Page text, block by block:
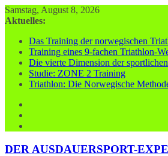
Zum
Inhalt
Samstag, August 8, 2026
Aktuelles:
Das Training der norwegischen
Training eines 9-fachen Triathlon-
Die vierte Dimension der
Studie: ZONE 2 Training
Triathlon: Die Norwegische
DER AUSDAUERSPORT-